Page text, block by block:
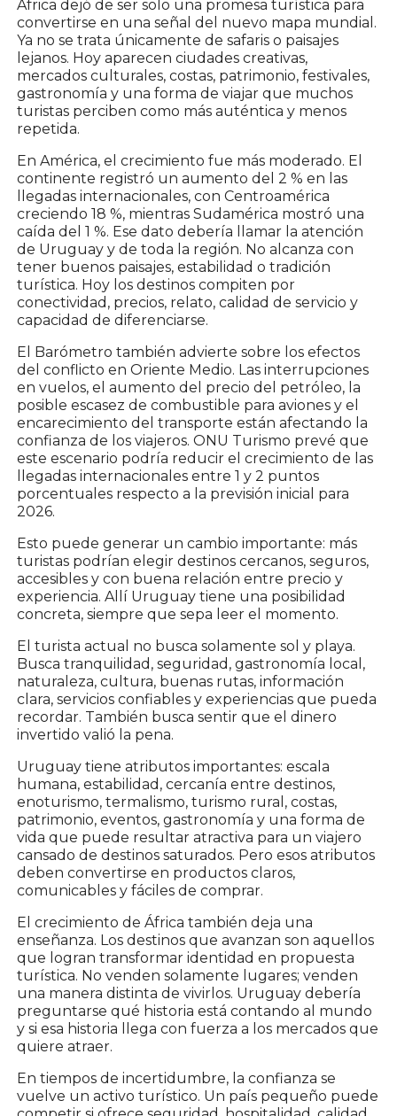
África dejó de ser solo una promesa turística para
convertirse en una señal del nuevo mapa mundial.
Ya no se trata únicamente de safaris o paisajes
lejanos. Hoy aparecen ciudades creativas,
mercados culturales, costas, patrimonio, festivales,
gastronomía y una forma de viajar que muchos
turistas perciben como más auténtica y menos
repetida.
En América, el crecimiento fue más moderado. El
continente registró un aumento del 2 % en las
llegadas internacionales, con Centroamérica
creciendo 18 %, mientras Sudamérica mostró una
caída del 1 %. Ese dato debería llamar la atención
de Uruguay y de toda la región. No alcanza con
tener buenos paisajes, estabilidad o tradición
turística. Hoy los destinos compiten por
conectividad, precios, relato, calidad de servicio y
capacidad de diferenciarse.
El Barómetro también advierte sobre los efectos
del conflicto en Oriente Medio. Las interrupciones
en vuelos, el aumento del precio del petróleo, la
posible escasez de combustible para aviones y el
encarecimiento del transporte están afectando la
confianza de los viajeros. ONU Turismo prevé que
este escenario podría reducir el crecimiento de las
llegadas internacionales entre 1 y 2 puntos
porcentuales respecto a la previsión inicial para
2026.
Esto puede generar un cambio importante: más
turistas podrían elegir destinos cercanos, seguros,
accesibles y con buena relación entre precio y
experiencia. Allí Uruguay tiene una posibilidad
concreta, siempre que sepa leer el momento.
El turista actual no busca solamente sol y playa.
Busca tranquilidad, seguridad, gastronomía local,
naturaleza, cultura, buenas rutas, información
clara, servicios confiables y experiencias que pueda
recordar. También busca sentir que el dinero
invertido valió la pena.
Uruguay tiene atributos importantes: escala
humana, estabilidad, cercanía entre destinos,
enoturismo, termalismo, turismo rural, costas,
patrimonio, eventos, gastronomía y una forma de
vida que puede resultar atractiva para un viajero
cansado de destinos saturados. Pero esos atributos
deben convertirse en productos claros,
comunicables y fáciles de comprar.
El crecimiento de África también deja una
enseñanza. Los destinos que avanzan son aquellos
que logran transformar identidad en propuesta
turística. No venden solamente lugares; venden
una manera distinta de vivirlos. Uruguay debería
preguntarse qué historia está contando al mundo
y si esa historia llega con fuerza a los mercados que
quiere atraer.
En tiempos de incertidumbre, la confianza se
vuelve un activo turístico. Un país pequeño puede